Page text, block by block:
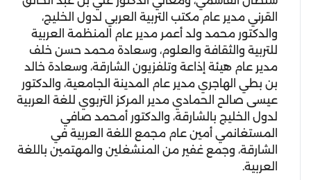
القرني مدير عام مكتب التربية العربي لدول الخليج،
والدكتور محمد ولد أعمر مدير عام المنظمة العربية
للتربية والثقافة والعلوم، وسعادة محمد حسن خلف
مدير عام هيئة إذاعة وتلفزيون الشارقة، وسعادة خالد
بن بطي الهاجري مدير عام المدينة الجامعية، والدكتور
عيسى صالح الحمادي مدير المركز التربوي للغة العربية
لدول الخليج بالشارقة، والدكتور أمحمد صافي
المستغانمي أمين عام مجمع اللغة العربية في
الشارقة، وجمع غفير من المنشغلين والمهتمين باللغة
العربية.